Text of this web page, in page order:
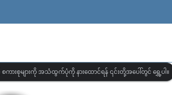
စကားစုများကို အသံထွက်ပုံကို နားထောင်ရန် ၎င်းတို့အပေါ်တွင် ရွှေ့ပါ။